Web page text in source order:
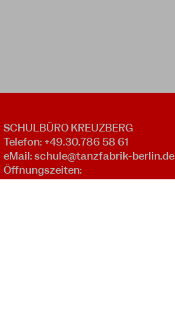
SCHULBÜRO KREUZBERG
Telefon: +49.30.786 58 61
eMail:schule@tanzfabrik-berlin.de
Öffnungszeiten: